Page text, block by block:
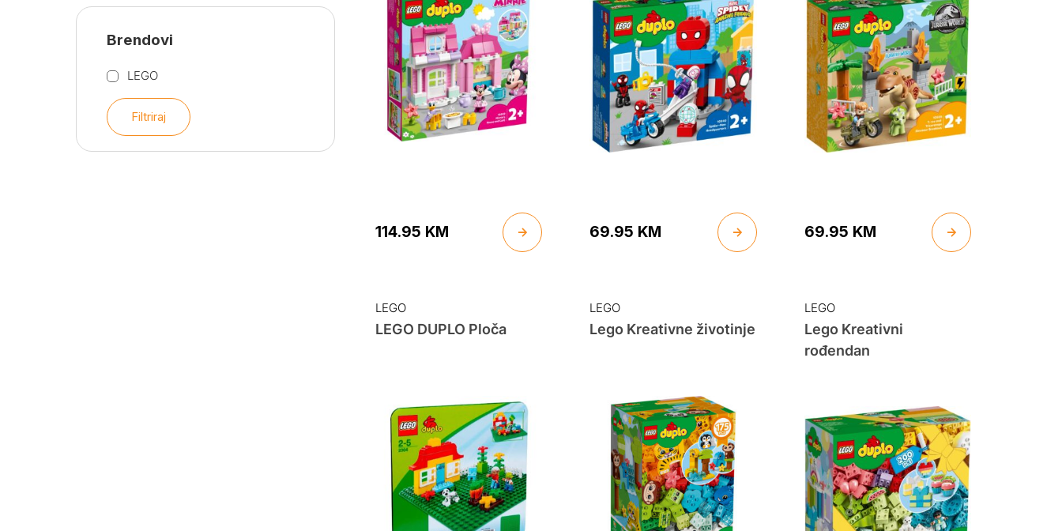
114.95 KM 69.95 KM 69.95 KM
LEGO
LEGO DUPLO Ploča
LEGO
Lego Kreativne životinje
LEGO
Lego Kreativni
rođendan
Brendovi
LEGO
Filtriraj